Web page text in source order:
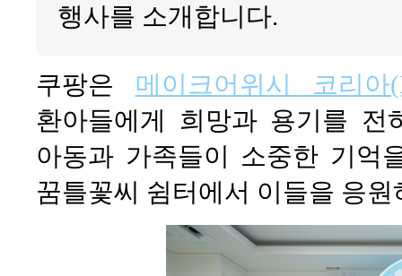
행사를 소개합니다.
쿠팡은 메이크어위시 코리아
환아들에게 희망과 용기를
아동과 가족들이 소중한 기억
꿈틀꽃씨 쉼터에서 이들을 응